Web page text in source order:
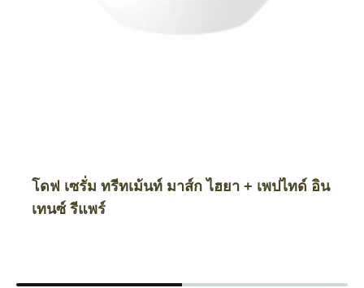
โดฟ เซรั่ม ทรีทเม้นท์ มาส์ก ไฮยา + เพปไทด์ อิน
เทนซ์ รีแพร์